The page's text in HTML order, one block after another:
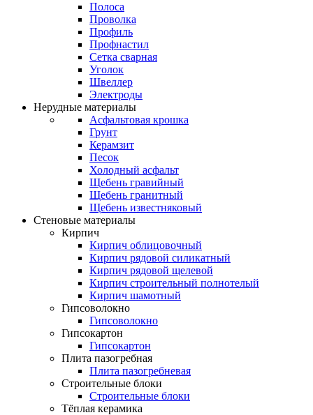
Полоса
Проволка
Профиль
Профнастил
Сетка сварная
Уголок
Швеллер
Электроды
Нерудные материалы
Асфальтовая крошка
Грунт
Керамзит
Песок
Холодный асфальт
Щебень гравийный
Щебень гранитный
Щебень известняковый
Стеновые материалы
Кирпич
Кирпич облицовочный
Кирпич рядовой силикатный
Кирпич рядовой щелевой
Кирпич строительный полнотелый
Кирпич шамотный
Гипсоволокно
Гипсоволокно
Гипсокартон
Гипсокартон
Плита пазогребная
Плита пазогребневая
Строительные блоки
Строительные блоки
Тёплая керамика